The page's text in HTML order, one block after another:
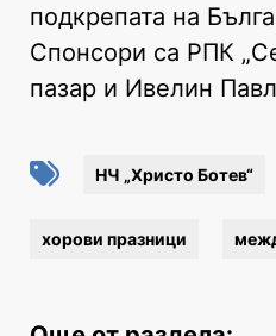
подкрепата на
Спонсори са РПК
пазар и Ивелин
НЧ „Христо Ботев“
хорови празници